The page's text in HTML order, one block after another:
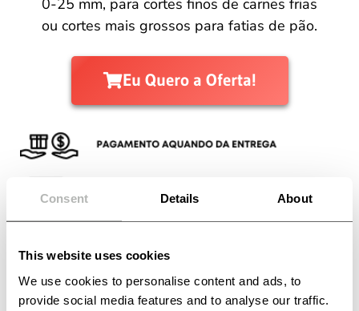
Consent Details About
This website uses cookies
We use cookies to personalise content and ads, to
provide social media features and to analyse our traffic.
ou cortes mais grossos para fatias de pão.
Eu Quero a Oferta!